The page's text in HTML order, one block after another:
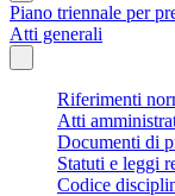
Piano triennale per
Atti generali
Riferimenti
Atti
Documenti di
Statuti e leggi
Codice